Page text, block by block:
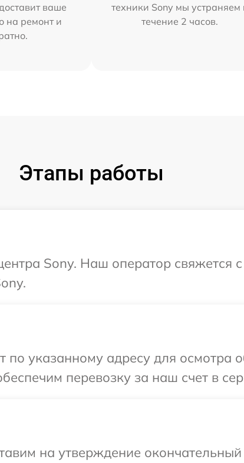
ваше
на ремонт и
техники Sony мы устраняем
течение 2 часов.
Этапы работы
Sony. Наш оператор свяжется
указанному адресу для осмотра
перевозку за наш счет в
на утверждение